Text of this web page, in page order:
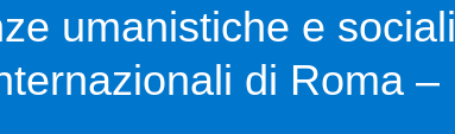
umanistiche e sociali
di Roma –